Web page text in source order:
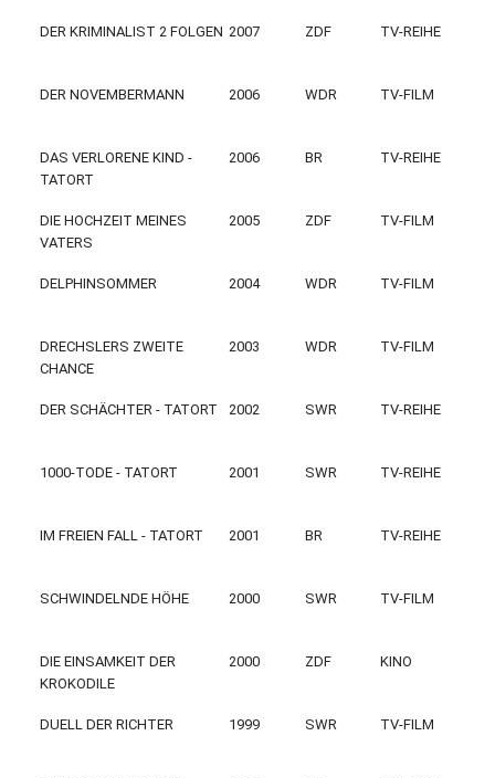
DER KRIMINALIST 2 FOLGEN 2007 ZDF TV-REIHE
DER NOVEMBERMANN 2006 WDR TV-FILM
DAS VERLORENE KIND -
TATORT
2006 BR TV-REIHE
DIE HOCHZEIT MEINES
VATERS
2005 ZDF TV-FILM
DELPHINSOMMER 2004 WDR TV-FILM
DRECHSLERS ZWEITE
CHANCE
2003 WDR TV-FILM
DER SCHÄCHTER - TATORT 2002 SWR TV-REIHE
1000-TODE - TATORT 2001 SWR TV-REIHE
IM FREIEN FALL - TATORT 2001 BR TV-REIHE
SCHWINDELNDE HÖHE 2000 SWR TV-FILM
DIE EINSAMKEIT DER
KROKODILE
2000 ZDF KINO
DUELL DER RICHTER 1999 SWR TV-FILM